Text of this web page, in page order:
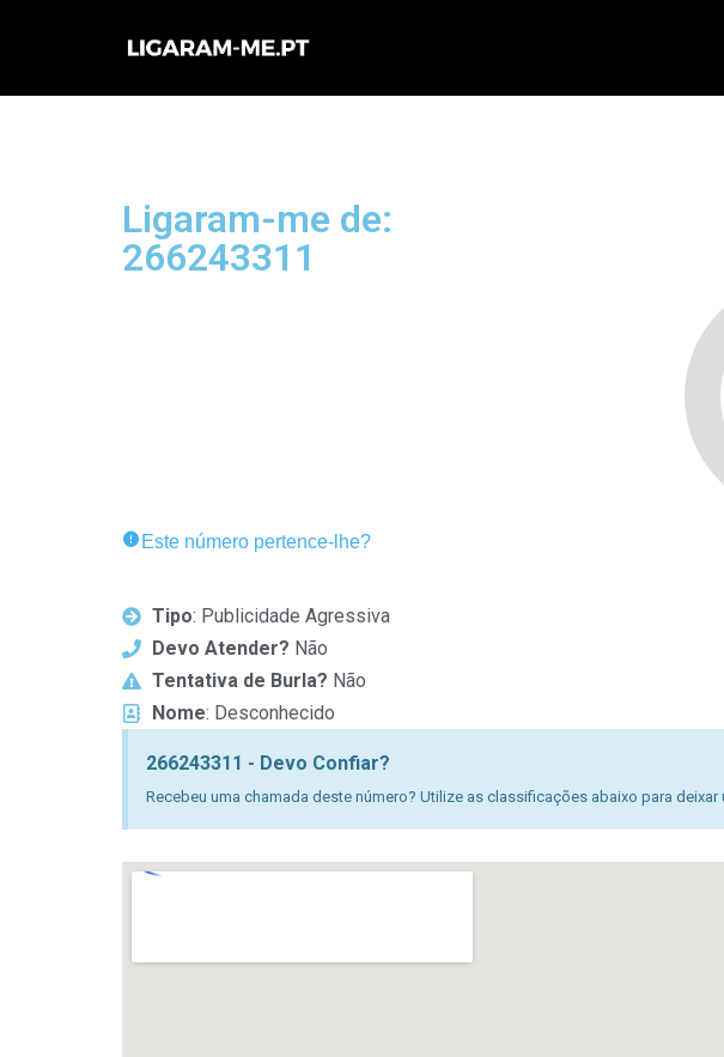
para
Ligaram-me de:
266243311
Este número pertence-lhe?
Tipo: Publicidade Agressiva
Devo Atender? Não
Tentativa de Burla? Não
Nome: Desconhecido
266243311 - Devo Confiar?
Recebeu uma chamada deste número? Utilize as classificações abaixo para